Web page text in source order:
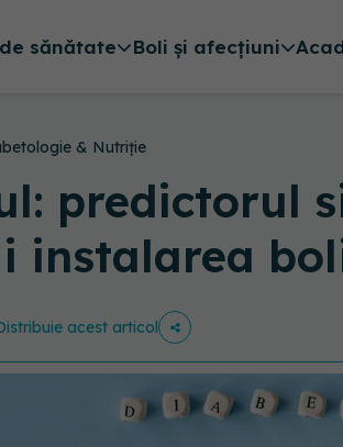
sănătate Boli și afecțiuni
& Nutriție
predictorul
instalarea
acest articol